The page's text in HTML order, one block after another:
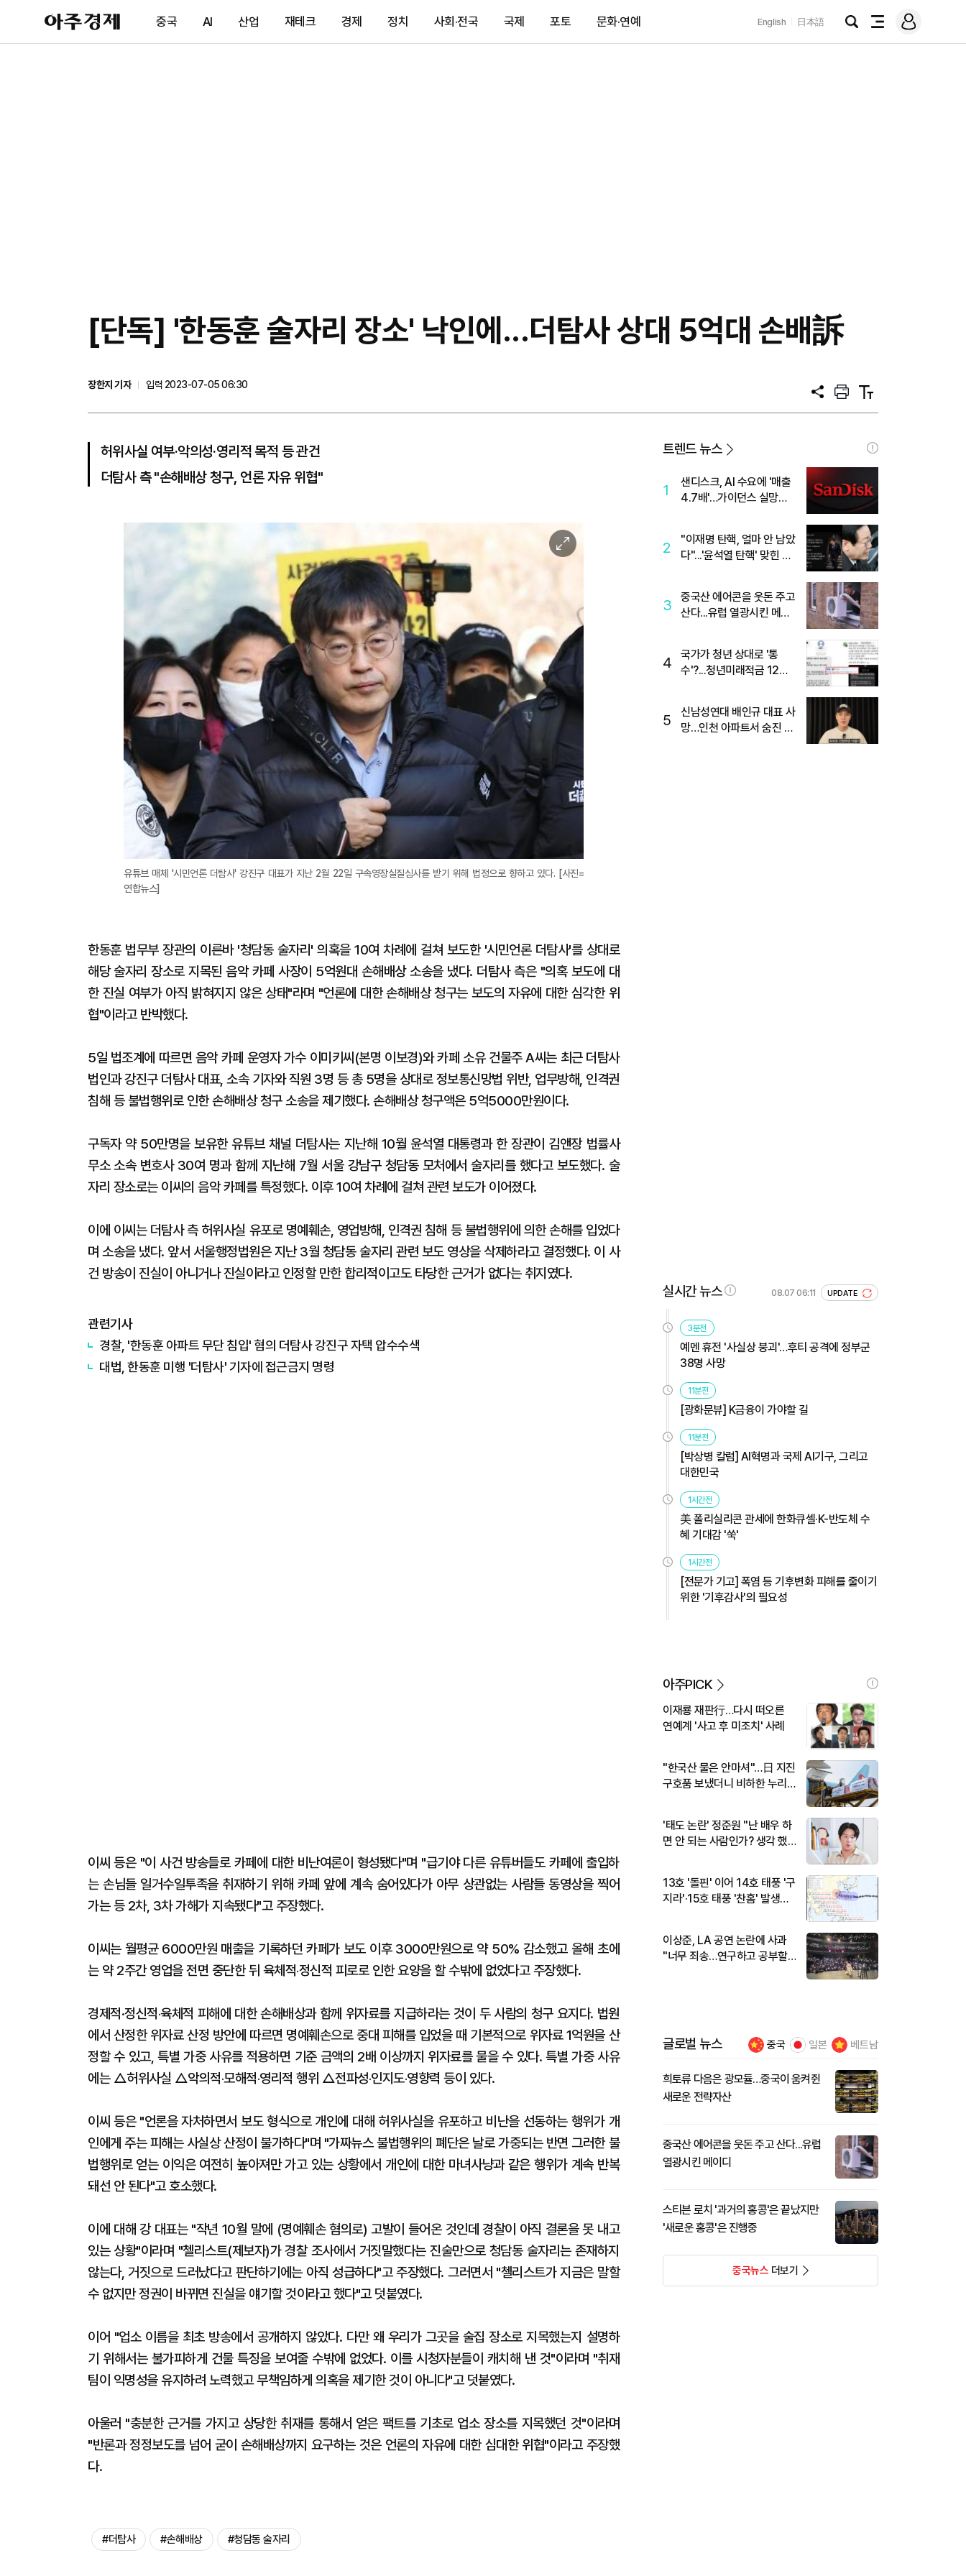
아
주
제
중국 AI 산업 재테크 경제 정치 사회·전국 국제 포토 문화·연예 English 日本語
검
전
메
그
​[단독] '한동훈 술자리 장소' 낙인에...더탐사 상대 5억대 손배訴
장한지 기자
입력 2023-07-05 06:30
공
프
트
텍
트
허위사실 여부·악의성·영리적 목적 등 관건
더탐사 측 "손해배상 청구, 언론 자유 위협"
이
미
대
유튜브 매체 '시민언론 더탐사' 강진구 대표가 지난 2월 22일 구속영장실질심사를 받기 위해 법정으로 향하고 있다. [사진=
연합뉴스]
한동훈 법무부 장관의 이른바 '청담동 술자리' 의혹을 10여 차례에 걸쳐 보도한 '시민언론 더탐사'를 상대로
해당 술자리 장소로 지목된 음악 카페 사장이 5억원대 손해배상 소송을 냈다. 더탐사 측은 "의혹 보도에 대
한 진실 여부가 아직 밝혀지지 않은 상태"라며 "언론에 대한 손해배상 청구는 보도의 자유에 대한 심각한 위
협"이라고 반박했다.
5일 법조계에 따르면 음악 카페 운영자 가수 이미키씨(본명 이보경)와 카페 소유 건물주 A씨는 최근 더탐사
법인과 강진구 더탐사 대표, 소속 기자와 직원 3명 등 총 5명을 상대로 정보통신망법 위반, 업무방해, 인격권
침해 등 불법행위로 인한 손해배상 청구 소송을 제기했다. 손해배상 청구액은 5억5000만원이다.
구독자 약 50만명을 보유한 유튜브 채널 더탐사는 지난해 10월 윤석열 대통령과 한 장관이 김앤장 법률사
무소 소속 변호사 30여 명과 함께 지난해 7월 서울 강남구 청담동 모처에서 술자리를 했다고 보도했다. 술
자리 장소로는 이씨의 음악 카페를 특정했다. 이후 10여 차례에 걸쳐 관련 보도가 이어졌다.
이에 이씨는 더탐사 측 허위사실 유포로 명예훼손, 영업방해, 인격권 침해 등 불법행위에 의한 손해를 입었다
며 소송을 냈다. 앞서 서울행정법원은 지난 3월 청담동 술자리 관련 보도 영상을 삭제하라고 결정했다. 이 사
건 방송이 진실이 아니거나 진실이라고 인정할 만한 합리적이고도 타당한 근거가 없다는 취지였다.
관련기사
경찰, '한동훈 아파트 무단 침입' 혐의 더탐사 강진구 자택 압수수색
대법, 한동훈 미행 '더탐사' 기자에 접근금지 명령
이씨 등은 "이 사건 방송들로 카페에 대한 비난여론이 형성됐다"며 "급기야 다른 유튜버들도 카페에 출입하
는 손님들 일거수일투족을 취재하기 위해 카페 앞에 계속 숨어있다가 아무 상관없는 사람들 동영상을 찍어
가는 등 2차, 3차 가해가 지속됐다"고 주장했다.
이씨는 월평균 6000만원 매출을 기록하던 카페가 보도 이후 3000만원으로 약 50% 감소했고 올해 초에
는 약 2주간 영업을 전면 중단한 뒤 육체적‧정신적 피로로 인한 요양을 할 수밖에 없었다고 주장했다.
경제적·정신적‧육체적 피해에 대한 손해배상과 함께 위자료를 지급하라는 것이 두 사람의 청구 요지다. 법원
에서 산정한 위자료 산정 방안에 따르면 명예훼손으로 중대 피해를 입었을 때 기본적으로 위자료 1억원을 산
정할 수 있고, 특별 가중 사유를 적용하면 기준 금액의 2배 이상까지 위자료를 물을 수 있다. 특별 가중 사유
에는 △허위사실 △악의적‧모해적‧영리적 행위 △전파성‧인지도‧영향력 등이 있다.
이씨 등은 "언론을 자처하면서 보도 형식으로 개인에 대해 허위사실을 유포하고 비난을 선동하는 행위가 개
인에게 주는 피해는 사실상 산정이 불가하다"며 "가짜뉴스 불법행위의 폐단은 날로 가중되는 반면 그러한 불
법행위로 얻는 이익은 여전히 높아져만 가고 있는 상황에서 개인에 대한 마녀사냥과 같은 행위가 계속 반복
돼선 안 된다"고 호소했다.
이에 대해 강 대표는 "작년 10월 말에 (명예훼손 혐의로) 고발이 들어온 것인데 경찰이 아직 결론을 못 내고
있는 상황"이라며 "첼리스트(제보자)가 경찰 조사에서 거짓말했다는 진술만으로 청담동 술자리는 존재하지
않는다, 거짓으로 드러났다고 판단하기에는 아직 성급하다"고 주장했다. 그러면서 "첼리스트가 지금은 말할
수 없지만 정권이 바뀌면 진실을 얘기할 것이라고 했다"고 덧붙였다.
이어 "업소 이름을 최초 방송에서 공개하지 않았다. 다만 왜 우리가 그곳을 술집 장소로 지목했는지 설명하
기 위해서는 불가피하게 건물 특징을 보여줄 수밖에 없었다. 이를 시청자분들이 캐치해 낸 것"이라며 "취재
팀이 익명성을 유지하려 노력했고 무책임하게 의혹을 제기한 것이 아니다"고 덧붙였다.
아울러 "충분한 근거를 가지고 상당한 취재를 통해서 얻은 팩트를 기초로 업소 장소를 지목했던 것"이라며
"반론과 정정보도를 넘어 굳이 손해배상까지 요구하는 것은 언론의 자유에 대한 심대한 위협"이라고 주장했
다.
#더탐사 #손해배상 #청담동 술자리
트렌드 뉴스
1
샌디스크, AI 수요에 '매출
4.7배'…가이던스 실망에
2
"이재명 탄핵, 얼마 안 남았
다"...'윤석열 탄핵' 맞힌 무
3
중국산 에어콘을 웃돈 주고
산다...유럽 열광시킨 메이
4
국가가 청년 상대로 '통
수'?...청년미래적금 12%
5
신남성연대 배인규 대표 사
망…인천 아파트서 숨진 채
실시간 뉴스 08.07 06:11 UPDATE
3분전
예멘 휴전 '사실상 붕괴'…후티 공격에 정부군
38명 사망
11분전
[광화문뷰] K금융이 가야할 길
11분전
[박상병 칼럼] AI혁명과 국제 AI기구, 그리고
대한민국
1시간전
美 폴리실리콘 관세에 한화큐셀·K-반도체 수
혜 기대감 '쑥'
1시간전
[전문가 기고] 폭염 등 기후변화 피해를 줄이기
위한 '기후감사'의 필요성
아주PICK
이재룡 재판行…다시 떠오른
연예계 '사고 후 미조치' 사례
"한국산 물은 안마셔"…日 지진
구호품 보냈더니 비하한 누리
'태도 논란' 정준원 "난 배우 하
면 안 되는 사람인가? 생각 했
13호 '돌핀' 이어 14호 태풍 '구
지라'·15호 태풍 '찬홈' 발생…
이상준, LA 공연 논란에 사과
"너무 죄송…연구하고 공부할
글로벌 뉴스 중국 일본 베트남
희토류 다음은 광모듈…중국이 움켜쥔
새로운 전략자산
중국산 에어콘을 웃돈 주고 산다...유럽
열광시킨 메이디
스티븐 로치 '과거의 홍콩'은 끝났지만
'새로운 홍콩'은 진행중
중국뉴스더보기